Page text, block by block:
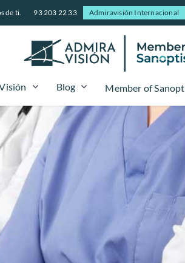
de ti. 93 203 22 33 Admiravisión Internacional
Blog Member of